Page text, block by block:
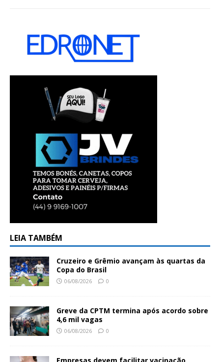
LEIA TAMBÉM
Cruzeiro e Grêmio avançam às quartas da
Copa do Brasil
06/08/2026 0
Greve da CPTM termina após acordo sobre
4,6 mil vagas
06/08/2026 0